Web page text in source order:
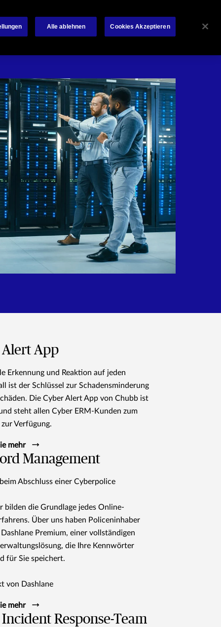
Über ChubbNewsKontakt Français
App
Erkennung und Reaktion auf jeden
ist der Schlüssel zur Schadensminderung
Die Cyber Alert App von Chubb ist
steht allen Cyber ERM-Kunden zum
Verfügung.
mehr
Management
Abschluss einer Cyberpolice
bilden die Grundlage jedes Online-
Über uns haben Policeninhaber
Premium, einer vollständigen
die Ihre Kennwörter
für Sie speichert.
von Dashlane
mehr
Response-Team
Alle ablehnen Cookies Akzeptieren